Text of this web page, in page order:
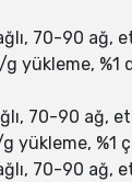
70-90 ağ,
g yükleme,
70-90 ağ,
yükleme, %1
70-90 ağ,